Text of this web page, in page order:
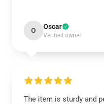
O Oscar
Verified owner
The item is sturdy and